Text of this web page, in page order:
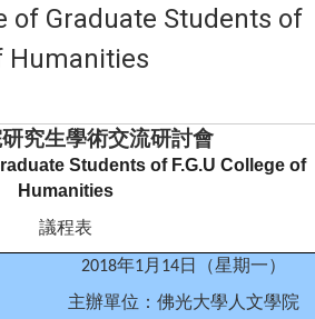
of Graduate Students of
Humanities
究生學術交流研討會
Students of F.G.U College of
Humanities
議程表
2018年1月 14日 （星期一）
主辦單位：佛光大學人文學院